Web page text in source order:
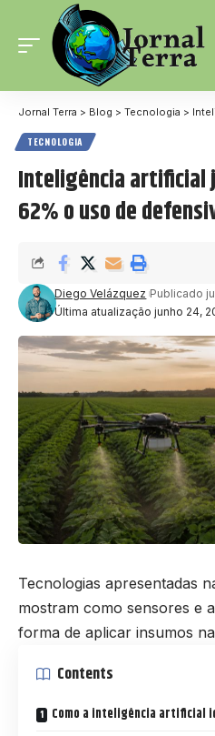
Jornal Terra > Blog > Tecnologia >
TECNOLOGIA
Inteligência artificial
62% o uso de
Última atualização junho 24,
Diego Velázquez Publicado
Tecnologias apresentadas
mostram como sensores e
forma de aplicar insumos
Contents
Como a inteligência artificial